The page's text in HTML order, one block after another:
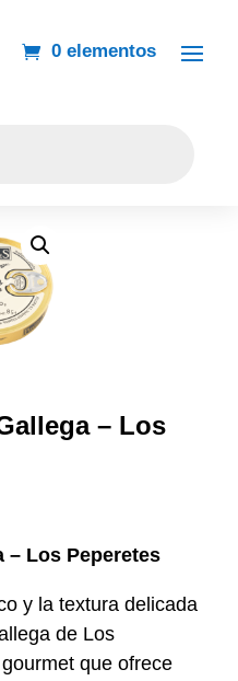
0 elementos
– Los
– Los Peperetes
y la textura delicada
de Los
que ofrece